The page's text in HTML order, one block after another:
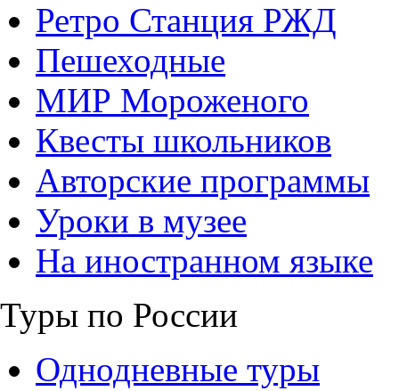
Ретро Станция РЖД
Пешеходные
МИР Мороженого
Квесты школьников
Авторские программы
Уроки в музее
На иностранном языке
Туры по России
Однодневные туры